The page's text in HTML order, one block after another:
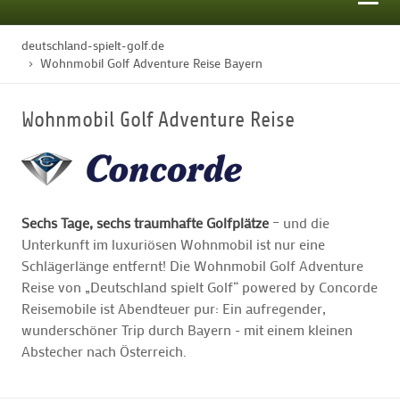
STARTSEITE
GOLFHOTELS
GOLFARRANGEMENTS
GOLF CARD
GOLF & WOMO
MALLORCA GOLFWOCHE
deutschland-spielt-golf.de
Wohnmobil Golf Adventure Reise Bayern
Wohnmobil Golf Adventure Reise
Sechs Tage, sechs traumhafte Golfplätze – und die
Unterkunft im luxuriösen Wohnmobil ist nur eine
Schlägerlänge entfernt! Die Wohnmobil Golf Adventure
Reise von „Deutschland spielt Golf“ powered by Concorde
Reisemobile ist Abendteuer pur: Ein aufregender,
wunderschöner Trip durch Bayern - mit einem kleinen
Abstecher nach Österreich.